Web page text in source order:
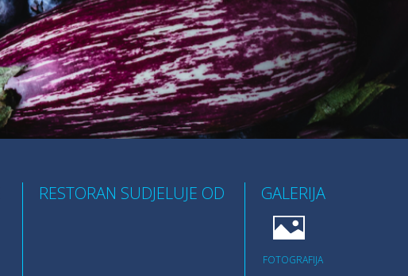
RESTORAN SUDJELUJE OD GALERIJA
FOTOGRAFIJA